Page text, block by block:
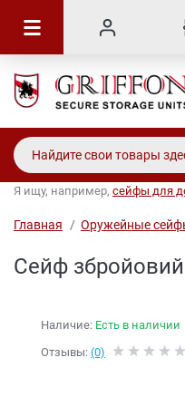
Я ищу, например, сейфы для
Главная Оружейные
Сейф збройовий
Наличие: Есть в наличии
Отзывы: (0)